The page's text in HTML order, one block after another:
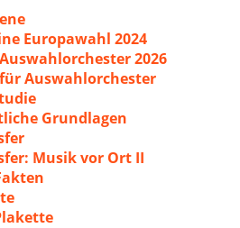
Europawahl 2024
2026
Auswahlorchester
Grundlagen
Musik vor Ort II